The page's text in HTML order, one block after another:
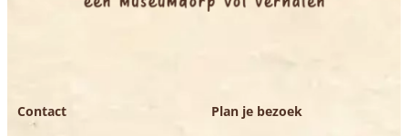
Contact Plan je bezoek